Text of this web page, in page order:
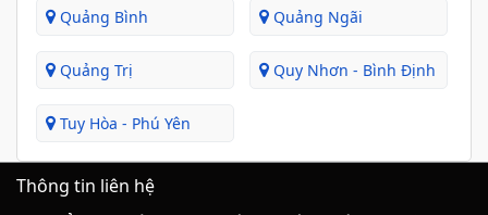
Quảng Bình Quảng Ngãi
Quảng Trị Quy Nhơn - Bình Định
Tuy Hòa - Phú Yên
Thông tin liên hệ